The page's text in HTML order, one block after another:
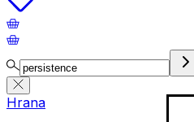
Hrana